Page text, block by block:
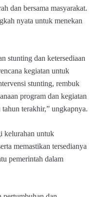
dan bersama masyarakat.
nyata untuk menekan
stunting dan ketersediaan
kegiatan untuk
stunting, rembuk
program dan kegiatan
terakhir,” ungkapnya.
kelurahan untuk
memastikan tersedianya
pemerintah dalam